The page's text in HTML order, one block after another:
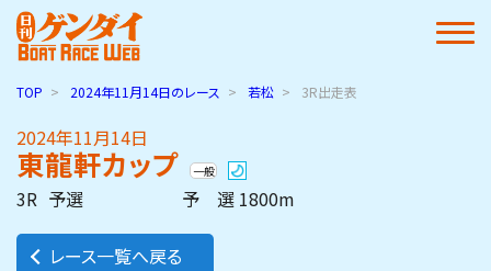
TOP 2024年11月14日のレース 若松 3R出走表
2024年11月14日
東龍軒カップ 一般
3R 予選 予 選 1800m
レース一覧へ戻る